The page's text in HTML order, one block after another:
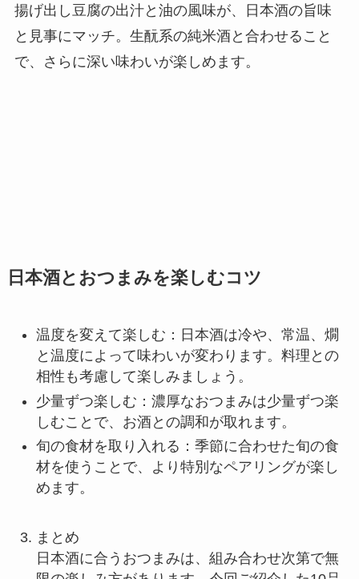
揚げ出し豆腐の出汁と油の風味が、日本酒の旨味
と見事にマッチ。生酛系の純米酒と合わせること
で、さらに深い味わいが楽しめます。
日本酒とおつまみを楽しむコツ
温度を変えて楽しむ：日本酒は冷や、常温、燗
と温度によって味わいが変わります。料理との
相性も考慮して楽しみましょう。
少量ずつ楽しむ：濃厚なおつまみは少量ずつ楽
しむことで、お酒との調和が取れます。
旬の食材を取り入れる：季節に合わせた旬の食
材を使うことで、より特別なペアリングが楽し
めます。
まとめ
日本酒に合うおつまみは、組み合わせ次第で無